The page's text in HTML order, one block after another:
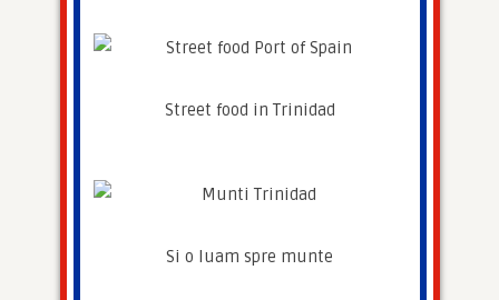
Street food in Trinidad
Si o luam spre munte